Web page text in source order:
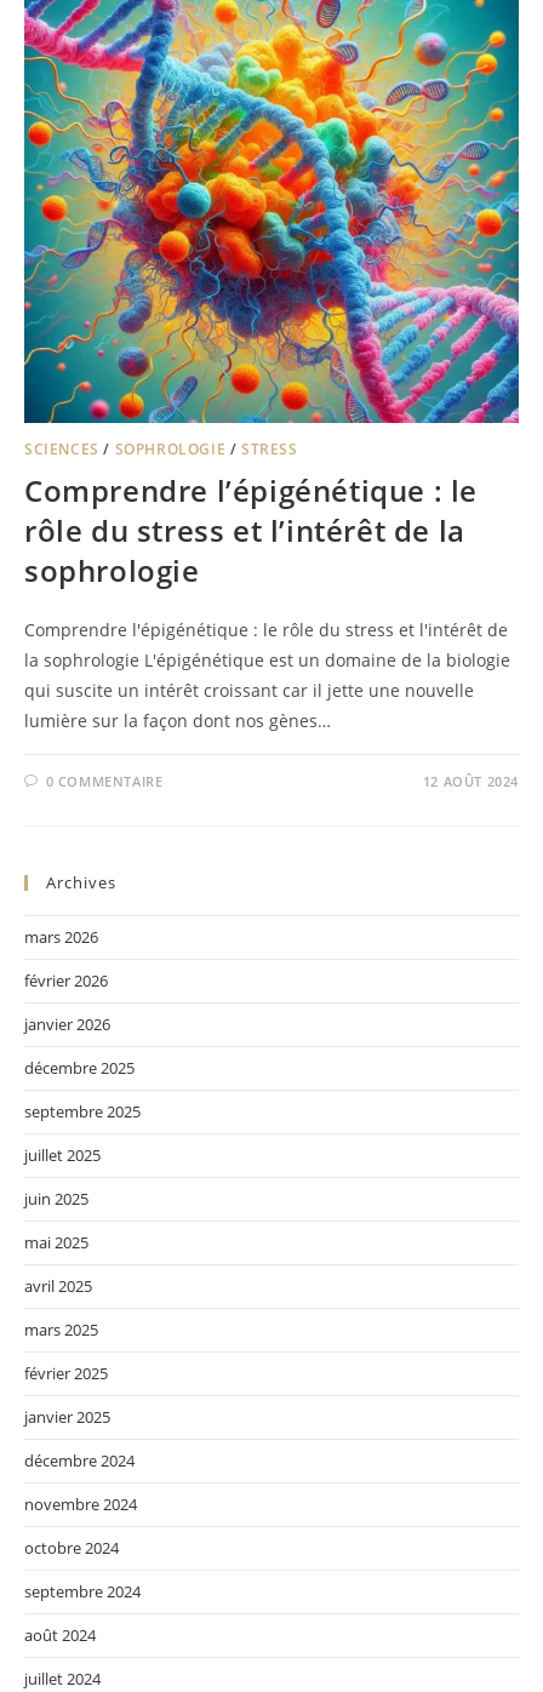
SCIENCES / SOPHROLOGIE /STRESS
Comprendre l’épigénétique : le
rôle du stress et l’intérêt de la
sophrologie
Comprendre l'épigénétique : le rôle du stress et l'intérêt de
la sophrologie L'épigénétique est un domaine de la biologie
qui suscite un intérêt croissant car il jette une nouvelle
lumière sur la façon dont nos gènes…
0 COMMENTAIRE 12 AOÛT 2024
Archives
mars 2026
février 2026
janvier 2026
décembre 2025
septembre 2025
juillet 2025
juin 2025
mai 2025
avril 2025
mars 2025
février 2025
janvier 2025
décembre 2024
novembre 2024
octobre 2024
septembre 2024
août 2024
juillet 2024